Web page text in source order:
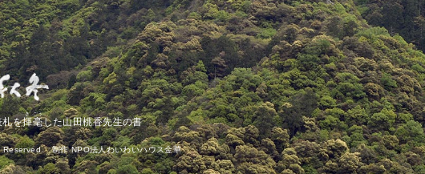
を揮
き
毫
ごう
した山田桃香先生の書
Reserved. 制作 NPO法人わいわいハウス金華